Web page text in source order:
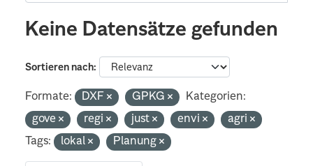
Keine Datensätze gefunden
Sortieren nach
Formate: DXF GPKG
Kategorien:
gove
regi just envi
agri
Tags:
lokal Planung